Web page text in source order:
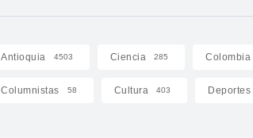
Antioquia 4503 Ciencia 285 Colombia
Columnistas 58 Cultura 403 Deportes